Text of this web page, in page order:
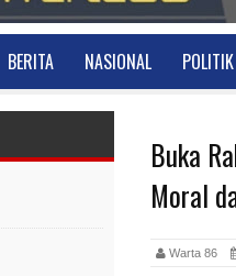
BERITA NASIONAL POLITIK
Buka
Moral
Warta 86